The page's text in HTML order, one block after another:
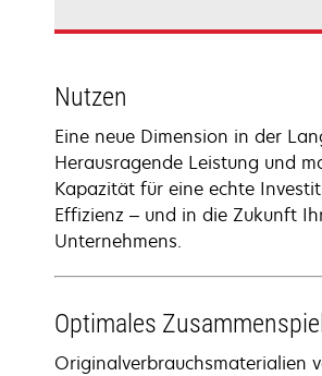
Nutzen
Eine neue Dimension in der
Herausragende Leistung und
Kapazität für eine echte
Effizienz – und in die Zukunft
Unternehmens.
Optimales Zusammenspiel
Originalverbrauchsmaterialien